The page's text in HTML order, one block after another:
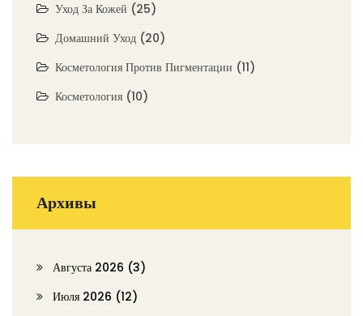
Уход За Кожей (25)
Домашний Уход (20)
Косметология Против Пигментации (11)
Косметология (10)
Архивы
Августа 2026 (3)
Июля 2026 (12)